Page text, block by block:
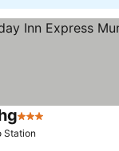
3 Kategória
Station